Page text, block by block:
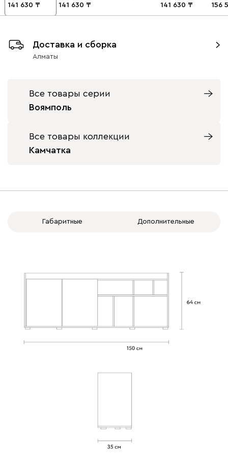
141 630 141 630 141 630 156
Доставка и сборка
Алматы
Все товары серии
Воямполь
Все товары коллекции
Камчатка
Габаритные Дополнительные